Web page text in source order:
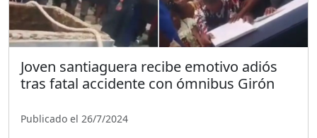
Joven santiaguera recibe emotivo adiós
tras fatal accidente con ómnibus Girón
Publicado el 26/7/2024